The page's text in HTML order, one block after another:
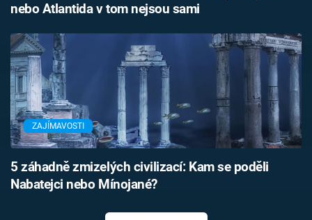
nebo Atlantida v tom nejsou sami
ZAJÍMAVOSTI
5 záhadně zmizelých civilizací: Kam se poděli
Nabatejci nebo Mínojané?